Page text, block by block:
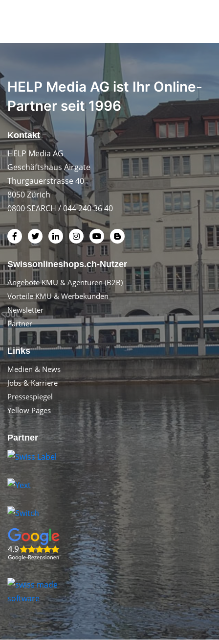
HELP Media AG ist Ihr Online-
Partner seit 1996
Kontakt
HELP Media AG
Geschäftshaus Airgate
Thurgauerstrasse 40
8050 Zürich
0800 SEARCH / 044 240 36 40
Swissonlineshops.ch-Nutzer
Angebote KMU & Agenturen (B2B)
Vorteile KMU & Werbekunden
Newsletter
Partner
Links
Medien & News
Jobs & Karriere
Pressespiegel
Yellow Pages
Partner